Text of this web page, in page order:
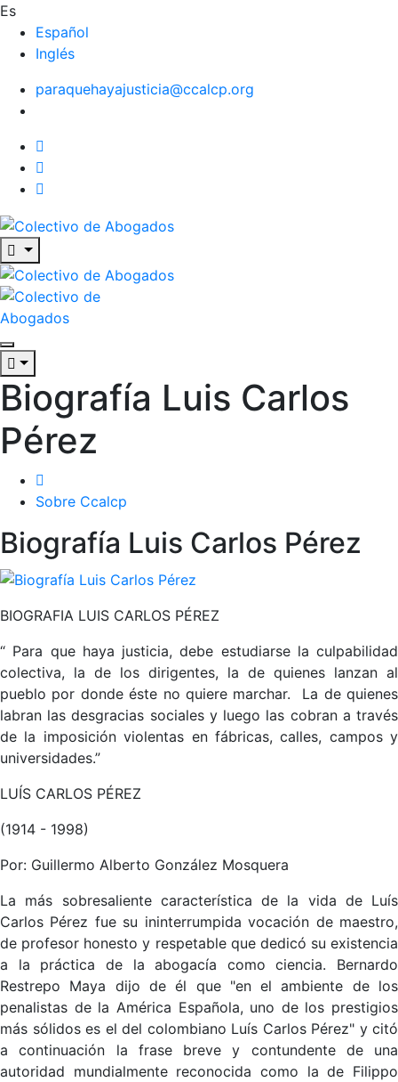
Es
Español
Inglés
paraquehayajusticia@ccalcp.org
Biografía Luis Carlos
Pérez
Sobre Ccalcp
Biografía Luis Carlos Pérez
BIOGRAFIA LUIS CARLOS PÉREZ
“ Para que haya justicia, debe estudiarse la culpabilidad
colectiva, la de los dirigentes, la de quienes lanzan al
pueblo por donde éste no quiere marchar. La de quienes
labran las desgracias sociales y luego las cobran a través
de la imposición violentas en fábricas, calles, campos y
universidades.”
LUÍS CARLOS PÉREZ
(1914 - 1998)
Por: Guillermo Alberto González Mosquera
La más sobresaliente característica de la vida de Luís
Carlos Pérez fue su ininterrumpida vocación de maestro,
de profesor honesto y respetable que dedicó su existencia
a la práctica de la abogacía como ciencia. Bernardo
Restrepo Maya dijo de él que "en el ambiente de los
penalistas de la América Española, uno de los prestigios
más sólidos es el del colombiano Luís Carlos Pérez" y citó
a continuación la frase breve y contundente de una
autoridad mundialmente reconocida como la de Filippo